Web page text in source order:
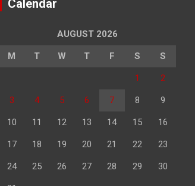
Calendar
AUGUST 2026
M T W T F S S
1 2
3 4 5 6 7 8 9
10 11 12 13 14 15 16
17 18 19 20 21 22 23
24 25 26 27 28 29 30